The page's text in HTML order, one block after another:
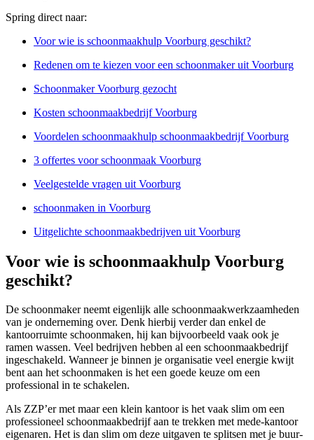
Spring direct naar:
Voor wie is schoonmaakhulp Voorburg geschikt?
Redenen om te kiezen voor een schoonmaker uit Voorburg
Schoonmaker Voorburg gezocht
Kosten schoonmaakbedrijf Voorburg
Voordelen schoonmaakhulp schoonmaakbedrijf Voorburg
3 offertes voor schoonmaak Voorburg
Veelgestelde vragen uit Voorburg
schoonmaken in Voorburg
Uitgelichte schoonmaakbedrijven uit Voorburg
Voor wie is schoonmaakhulp Voorburg
geschikt?
De schoonmaker neemt eigenlijk alle schoonmaakwerkzaamheden
van je onderneming over. Denk hierbij verder dan enkel de
kantoorruimte schoonmaken, hij kan bijvoorbeeld vaak ook je
ramen wassen. Veel bedrijven hebben al een schoonmaakbedrijf
ingeschakeld. Wanneer je binnen je organisatie veel energie kwijt
bent aan het schoonmaken is het een goede keuze om een
professional in te schakelen.
Als ZZP’er met maar een klein kantoor is het vaak slim om een
professioneel schoonmaakbedrijf aan te trekken met mede-kantoor
eigenaren. Het is dan slim om deze uitgaven te splitsen met je buur-